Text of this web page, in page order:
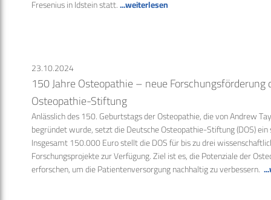
Fresenius in Idstein statt....weiterlesen
23.10.2024
150 Jahre Osteopathie – neue Forschungsförderung
Osteopathie-Stiftung
Anlässlich des 150. Geburtstags der Osteopathie, die von Andrew
begründet wurde, setzt die Deutsche Osteopathie-Stiftung (DOS)
Insgesamt 150.000 Euro stellt die DOS für bis zu drei
Forschungsprojekte zur Verfügung. Ziel ist es, die Potenziale der
erforschen, um die Patientenversorgung nachhaltig zu verbessern.